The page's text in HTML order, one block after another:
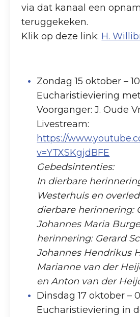
via dat kanaal een
teruggekeken.
Klik op deze link: H.
Zondag 15 oktober –
Eucharistieviering
Voorganger: J. Oude
Livestream:
https://
v=YTXSKgjdBFE
Gebedsintenties:
In dierbare
Westerhuis en
dierbare herinnering:
Johannes Maria
herinnering: Gerard
Johannes Hendrikus
Marianne van der
en Anton van der
Dinsdag 17 oktober –
Eucharistieviering in